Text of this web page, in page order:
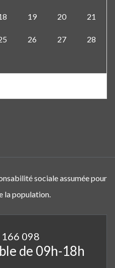
19 20 21
26 27 28
sociale assumée pour
la population.
098
de 09h-18h